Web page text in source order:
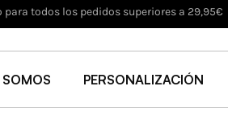
para todos los pedidos superiores a 29,95€
SOMOS PERSONALIZACIÓN